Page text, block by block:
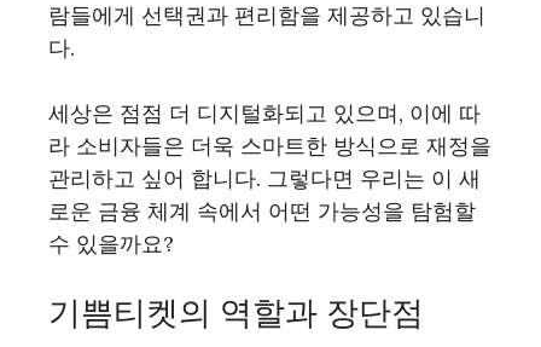
람들에게 선택권과 편리함을 제공하고 있습니
다.
세상은 점점 더 디지털화되고 있으며, 이에 따
라 소비자들은 더욱 스마트한 방식으로 재정을
관리하고 싶어 합니다. 그렇다면 우리는 이 새
로운 금융 체계 속에서 어떤 가능성을 탐험할
수 있을까요?
기쁨티켓의 역할과 장단점